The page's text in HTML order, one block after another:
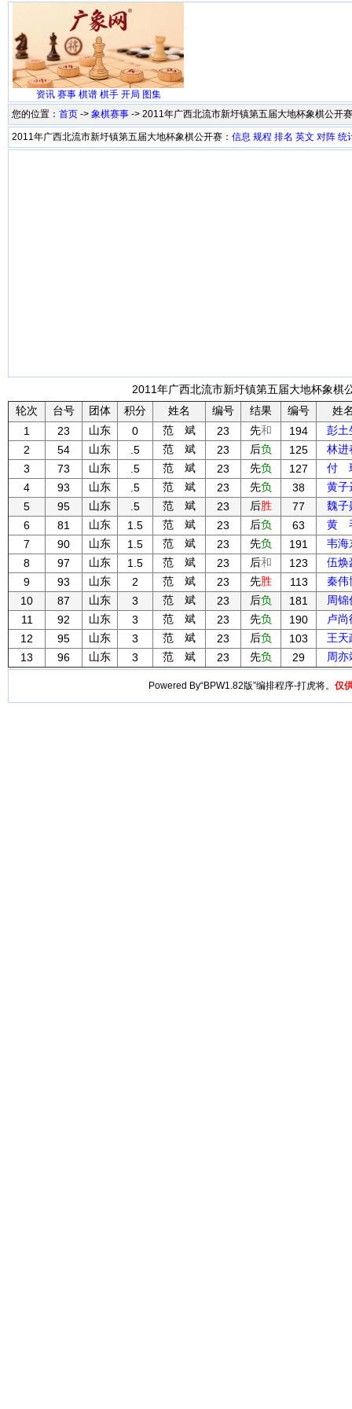
资讯 赛事 棋谱 棋手 开局 图集
您的位置： 首页 -> 象棋赛事 -> 2011年广西北流市新圩镇第五届大地杯象棋公开
2011年广西北流市新圩镇第五届大地杯象棋公开赛： 信息 规程 排名 英文 对阵 统
2011年广西北流市新圩镇第五届大地杯象棋
轮次
台号 团体 积分 姓名 编号 结果 编号
姓
1
23 山东 0 范 斌 23 先和 194
彭土
2
54 山东 .5 范 斌 23 后负 125
林进
3
73 山东 .5 范 斌 23 先负 127
付
4
93 山东 .5 范 斌 23 先负 38
黄子
5
95 山东 .5 范 斌 23 后胜 77
魏子
6
81 山东 1.5 范 斌 23 后负 63
黄
7
90 山东 1.5 范 斌 23 先负 191
韦海
8
97 山东 1.5 范 斌 23 后和 123
伍焕
9
93 山东 2 范 斌 23 先胜 113
秦伟
10
87 山东 3 范 斌 23 后负 181
周锦
11
92 山东 3 范 斌 23 先负 190
卢尚
12
95 山东 3 范 斌 23 后负 103
王天
13
96 山东 3 范 斌 23 先负 29 周亦
Powered By“BPW1.82版”编排程序-打虎将。 仅